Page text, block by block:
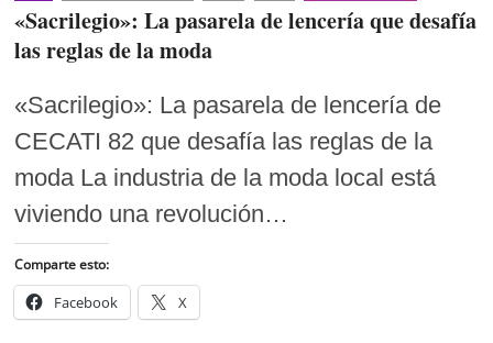
«Sacrilegio»: La pasarela de lencería que desafía
las reglas de la moda
«Sacrilegio»: La pasarela de lencería de
CECATI 82 que desafía las reglas de la
moda La industria de la moda local está
viviendo una revolución…
Comparte esto:
Facebook X